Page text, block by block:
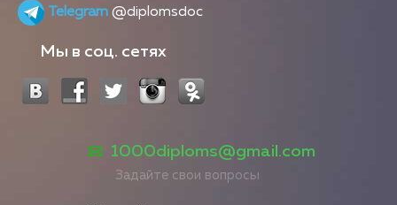
Telegram @diplomsdoc
Мы в соц. сетях
1000diploms@gmail.com
Задайте свои вопросы